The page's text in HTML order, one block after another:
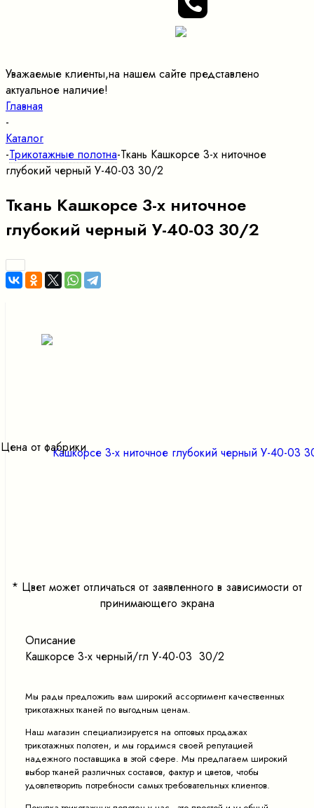
Уважаемые клиенты,на нашем сайте представлено
актуальное наличие!
Главная
-
Каталог
-Трикотажные полотна-Ткань Кашкорсе 3-х ниточное
глубокий черный У-40-03 30/2
Ткань Кашкорсе 3-х ниточное
глубокий черный У-40-03 30/2
Цена от фабрики
* Цвет может отличаться от заявленного в зависимости от
принимающего экрана
Описание
Кашкорсе 3-х черный/гл У-40-03 30/2
Мы рады предложить вам широкий ассортимент качественных
трикотажных тканей по выгодным ценам.
Наш магазин специализируется на оптовых продажах
трикотажных полотен, и мы гордимся своей репутацией
надежного поставщика в этой сфере. Мы предлагаем широкий
выбор тканей различных составов, фактур и цветов, чтобы
удовлетворить потребности самых требовательных клиентов.